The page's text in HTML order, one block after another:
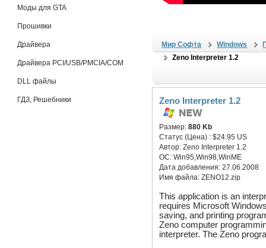
Моды для GTA
Прошивки
Драйвера
Драйвера PCI/USB/PMCIA/COM
DLL файлы
ГДЗ, Решебники
Мир Софта Windows
Zeno Interpreter 1.2
Zeno Interpreter 1.2
Размер:880 Kb
Статус (Цена) :$24.95 US
Автор:Zeno Interpreter 1.2
ОС:Win95,Win98,WinME
Дата добавления:27.06.2008
Имя файла:ZENO12.zip
This application is an
requires Microsoft
saving, and printing
Zeno computer
interpreter. The Zeno